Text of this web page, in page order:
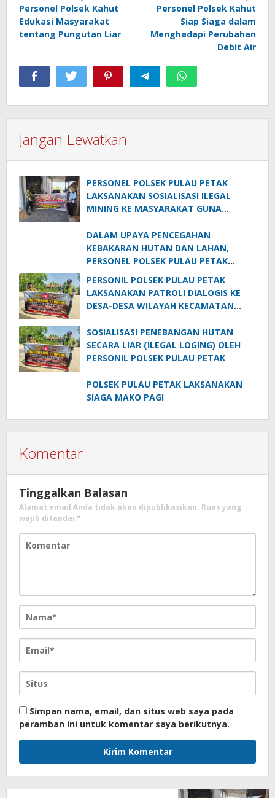
pos
Personel Polsek Kahut
Edukasi Masyarakat
tentang Pungutan Liar
Personel Polsek Kahut
Siap Siaga dalam
Menghadapi Perubahan
Debit Air
Jangan Lewatkan
PERSONEL POLSEK PULAU PETAK
LAKSANAKAN SOSIALISASI ILEGAL
MINING KE MASYARAKAT GUNA
WILAYAH KECAMATAN PULAU PETAK
DALAM UPAYA PENCEGAHAN
KEBAKARAN HUTAN DAN LAHAN,
PERSONEL POLSEK PULAU PETAK
PELAKU KARHUTLA KE MASYARAKAT
KECAMATAN PULAU PETAK
PERSONIL POLSEK PULAU PETAK
LAKSANAKAN PATROLI DIALOGIS KE
DESA-DESA WILAYAH KECAMATAN
SOSIALISASI PENEBANGAN HUTAN
SECARA LIAR (ILEGAL LOGING) OLEH
PERSONIL POLSEK PULAU PETAK
POLSEK PULAU PETAK LAKSANAKAN
SIAGA MAKO PAGI
Komentar
Tinggalkan Balasan
Alamat email Anda tidak akan dipublikasikan. Ruas yang
wajib ditandai *
Simpan nama, email, dan situs web saya pada
peramban ini untuk komentar saya berikutnya.